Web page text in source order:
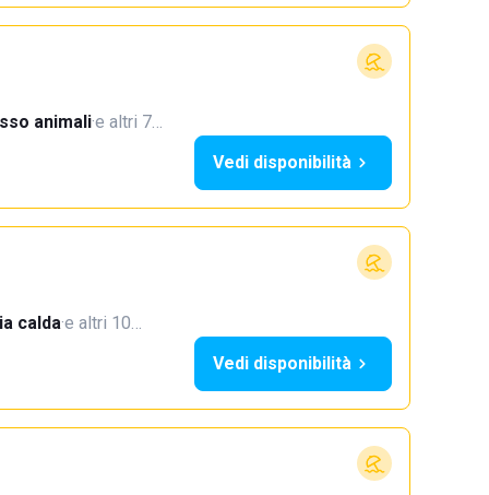
animali·e altri 7…
Vedi disponibilità
calda·e altri 10…
Vedi disponibilità